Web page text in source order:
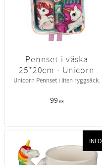
Pennset i väska
25*20cm - Unicorn
Unicorn Pennset i liten ryggsäck.
99KR
INFO